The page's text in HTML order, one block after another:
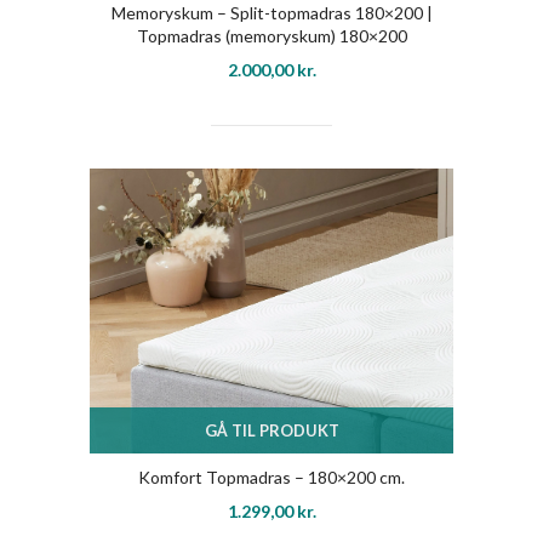
Memoryskum – Split-topmadras 180×200 |
Topmadras (memoryskum) 180×200
2.000,00kr.
GÅ TIL PRODUKT
Komfort Topmadras – 180×200 cm.
1.299,00kr.